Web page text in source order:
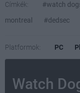
Címkék: #watch
montreal
#dedsec
Platformok: PC
Watch